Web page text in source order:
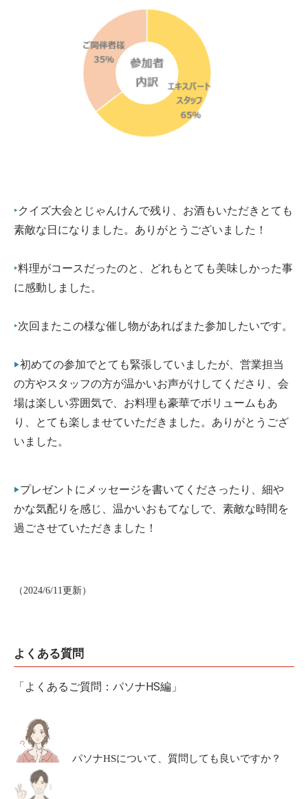
‣クイズ大会とじゃんけんで残り、お酒もいただきとても
素敵な日になりました。ありがとうございました！
‣料理がコースだったのと、どれもとても美味しかった事
に感動しました。
‣次回またこの様な催し物があればまた参加したいです。
‣初めての参加でとても緊張していましたが、営業担当
の方やスタッフの方が温かいお声がけしてくださり、会
場は楽しい雰囲気で、お料理も豪華でボリュームもあ
り、とても楽しませていただきました。ありがとうござ
いました。
‣プレゼントにメッセージを書いてくださったり、細や
かな気配りを感じ、温かいおもてなしで、素敵な時間を
過ごさせていただきました！
（2024/6/11更新）
よくある質問
「よくあるご質問：パソナHS編」
パソナHSについて、質問しても良いですか？